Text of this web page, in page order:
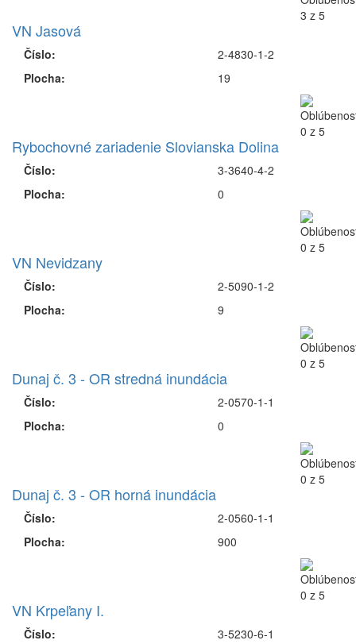
VN Jasová
Číslo:
Plocha:
2-4830-1-2
19
Rybochovné zariadenie Slovianska Dolina
Číslo:
Plocha:
3-3640-4-2
0
VN Nevidzany
Číslo:
Plocha:
2-5090-1-2
9
Dunaj č. 3 - OR stredná inundácia
Číslo:
Plocha:
2-0570-1-1
0
Dunaj č. 3 - OR horná inundácia
Číslo:
Plocha:
2-0560-1-1
900
VN Krpeľany I.
Číslo:
3-5230-6-1